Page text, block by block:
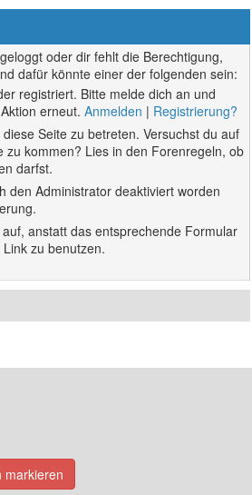
oder dir fehlt die Berechtigung,
dafür könnte einer der folgenden sein:
registriert. Bitte melde dich an und
erneut.Anmelden | Registrierung?
Seite zu betreten. Versuchst du auf
zu kommen? Lies in den Forenregeln, ob
darfst.
den Administrator deaktiviert worden
anstatt das entsprechende Formular
zu benutzen.
markieren